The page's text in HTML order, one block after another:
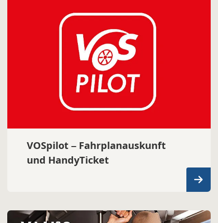
VOSpilot – Fahrplanauskunft
und HandyTicket